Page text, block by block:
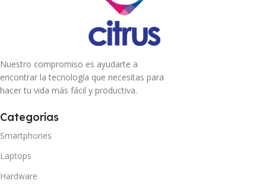
Nuestro compromiso es ayudarte a
encontrar la tecnología que necesitas para
hacer tu vida más fácil y productiva.
Categorías
Smartphones
Laptops
Hardware